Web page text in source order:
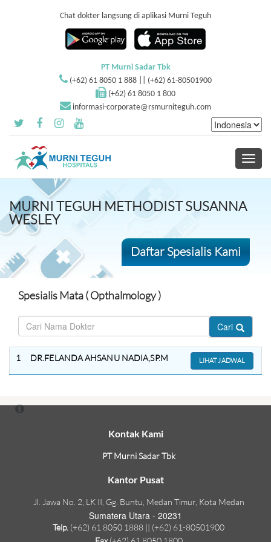
Chat dokter langsung di aplikasi Murni Teguh
PT Murni Sadar Tbk
(+62) 61 8050 1 888 || (+62) 61-80501900
(+62) 61 8050 1 800
informasi-corporate@rsmurniteguh.com
Toggle
MURNI TEGUH METHODIST SUSANNA
WESLEY
Daftar Spesialis Kami
Spesialis Mata ( Opthalmology )
Cari
1 DR.FELANDA AHSANU NADIA,SP.M LIHAT JADWAL
Kontak Kami
PT Murni Sadar Tbk
Kantor Pusat
Jl. Jawa No. 2, LK II, Gg. Buntu, Medan Timur, Kota Medan
Sumatera Utara - 20231
Telp. (+62) 61 8050 1888 || (+62) 61-80501900